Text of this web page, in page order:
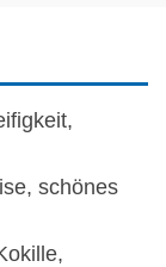
schönes